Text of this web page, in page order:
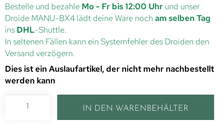
Bestelle und bezahle Mo - Fr bis 12:00 Uhr und unser
Droide MANU-BX4 lädt deine Ware noch am selben Tag
ins DHL-Shuttle.
In seltenen Fällen kann ein Systemfehler des Droiden den
Versand verzögern.
Dies ist ein Auslaufartikel, der nicht mehr nachbestellt
werden kann
IN DEN WARENBEHÄLTER